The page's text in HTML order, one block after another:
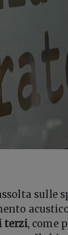
sulle
terzi, come